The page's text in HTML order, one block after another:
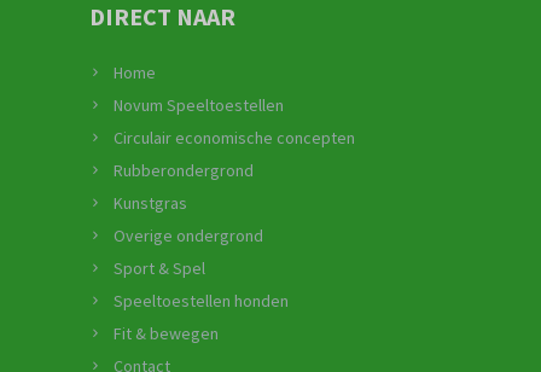
DIRECT NAAR
Home
Novum Speeltoestellen
Circulair economische concepten
Rubberondergrond
Kunstgras
Overige ondergrond
Sport & Spel
Speeltoestellen honden
Fit & bewegen
Contact